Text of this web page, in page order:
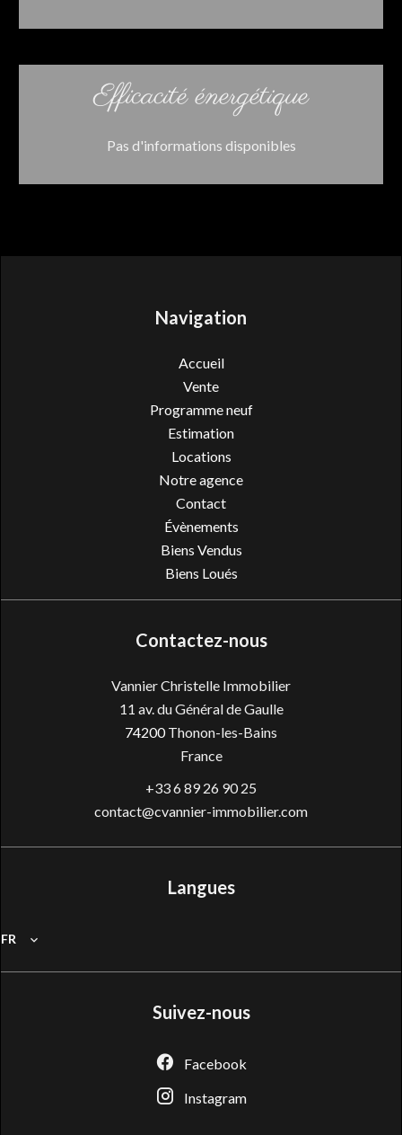
Efficacité énergétique
Pas d'informations disponibles
Navigation
Accueil
Vente
Programme neuf
Estimation
Locations
Notre agence
Contact
Évènements
Biens Vendus
Biens Loués
Contactez-nous
Vannier Christelle Immobilier
11 av. du Général de Gaulle
74200Thonon-les-Bains
France
+33 6 89 26 90 25
contact@cvannier-immobilier.com
Langues
FR
Suivez-nous
Facebook
Instagram